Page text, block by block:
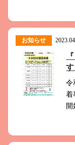
お知らせ
す
令
着
開